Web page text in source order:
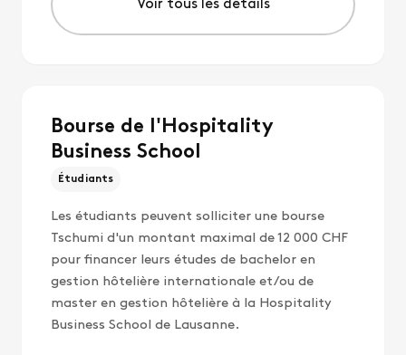
Voir tous les détails
Bourse de l'Hospitality
Business School
Étudiants
Les étudiants peuvent solliciter une bourse
Tschumi d'un montant maximal de 12 000 CHF
pour financer leurs études de bachelor en
gestion hôtelière internationale et/ou de
master en gestion hôtelière à la Hospitality
Business School de Lausanne.